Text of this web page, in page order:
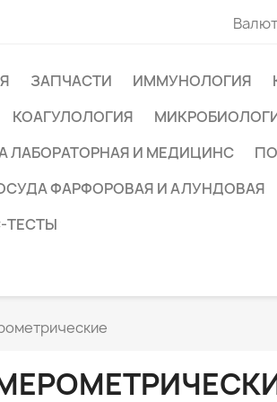
ЗАПЧАСТИ ИММУНОЛОГИЯ
КОАГУЛОЛОГИЯ
ЛАБОРАТОРНАЯ И МЕДИЦИНС
ФАРФОРОВАЯ И АЛУНДОВАЯ
ТЕСТЫ